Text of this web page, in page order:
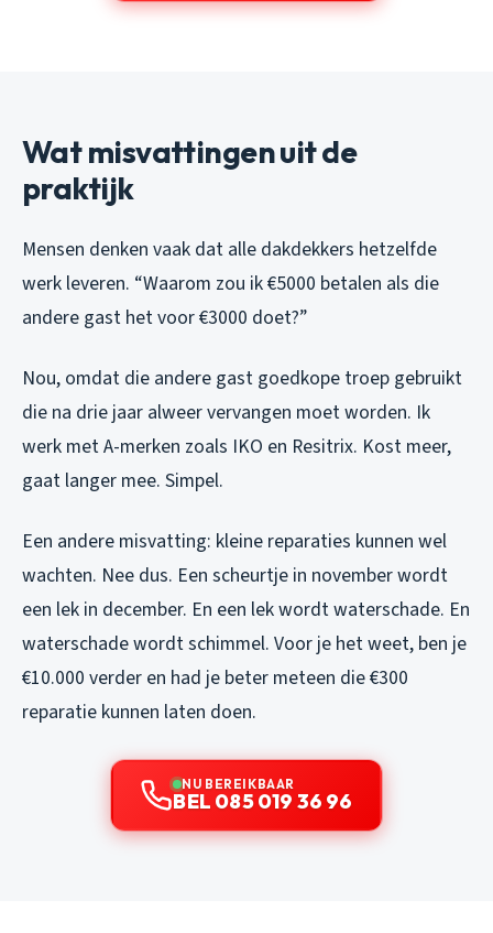
Wat misvattingen uit de
praktijk
Mensen denken vaak dat alle dakdekkers hetzelfde
werk leveren. “Waarom zou ik €5000 betalen als die
andere gast het voor €3000 doet?”
Nou, omdat die andere gast goedkope troep gebruikt
die na drie jaar alweer vervangen moet worden. Ik
werk met A-merken zoals IKO en Resitrix. Kost meer,
gaat langer mee. Simpel.
Een andere misvatting: kleine reparaties kunnen wel
wachten. Nee dus. Een scheurtje in november wordt
een lek in december. En een lek wordt waterschade. En
waterschade wordt schimmel. Voor je het weet, ben je
€10.000 verder en had je beter meteen die €300
reparatie kunnen laten doen.
NU BEREIKBAAR
BEL 085 019 36 96